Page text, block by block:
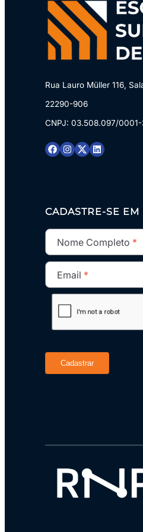
Rua Lauro Müller 116,
22290-906
CNPJ: 03.508.097/
CADASTRE-SE
Nome Completo
Email
Cadastrar